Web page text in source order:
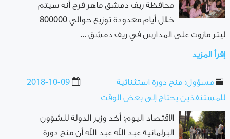
محافظة ريف دمشق ماهر فرج أنه سيتم
خلال أيام معدودة توزيع حوالي 800000
ليتر مازوت على المدارس في ريف دمشق ...
إقرأ المزيد
2018-10-09
مسؤول: منح دورة استثنائية
للمستنفذين يحتاج إلى بعض الوقت
الاقتصاد اليوم: أكد وزير الدولة للشؤون
البرلمانية عبد الله عبد الله أن منح دورة